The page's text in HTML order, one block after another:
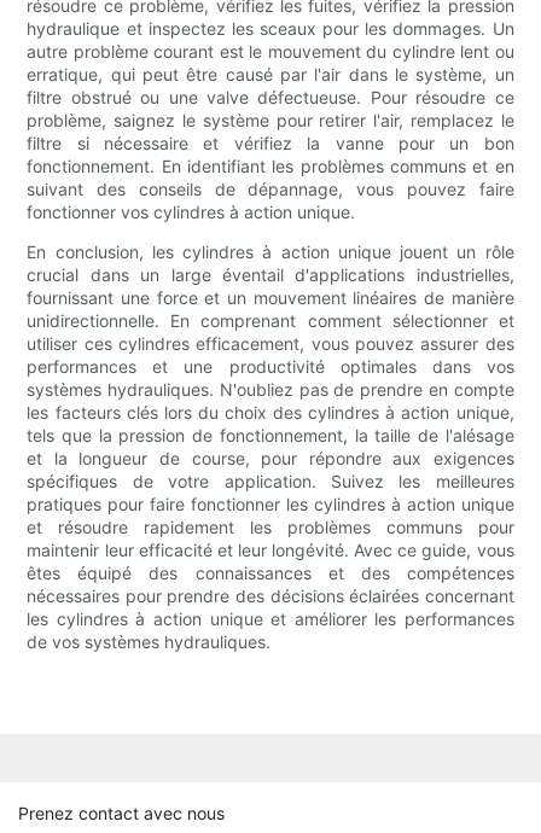
résoudre ce problème, vérifiez les fuites, vérifiez la pression
hydraulique et inspectez les sceaux pour les dommages. Un
autre problème courant est le mouvement du cylindre lent ou
erratique, qui peut être causé par l'air dans le système, un
filtre obstrué ou une valve défectueuse. Pour résoudre ce
problème, saignez le système pour retirer l'air, remplacez le
filtre si nécessaire et vérifiez la vanne pour un bon
fonctionnement. En identifiant les problèmes communs et en
suivant des conseils de dépannage, vous pouvez faire
fonctionner vos cylindres à action unique.
En conclusion, les cylindres à action unique jouent un rôle
crucial dans un large éventail d'applications industrielles,
fournissant une force et un mouvement linéaires de manière
unidirectionnelle. En comprenant comment sélectionner et
utiliser ces cylindres efficacement, vous pouvez assurer des
performances et une productivité optimales dans vos
systèmes hydrauliques. N'oubliez pas de prendre en compte
les facteurs clés lors du choix des cylindres à action unique,
tels que la pression de fonctionnement, la taille de l'alésage
et la longueur de course, pour répondre aux exigences
spécifiques de votre application. Suivez les meilleures
pratiques pour faire fonctionner les cylindres à action unique
et résoudre rapidement les problèmes communs pour
maintenir leur efficacité et leur longévité. Avec ce guide, vous
êtes équipé des connaissances et des compétences
nécessaires pour prendre des décisions éclairées concernant
les cylindres à action unique et améliorer les performances
de vos systèmes hydrauliques.
Prenez contact avec nous